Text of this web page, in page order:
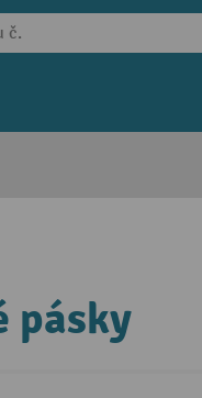
pásky